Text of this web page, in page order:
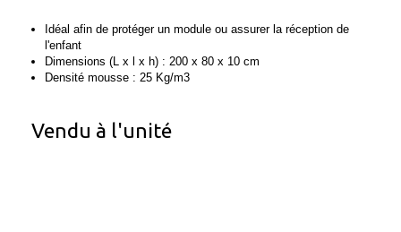
Idéal afin de protéger un module ou assurer la réception de
l'enfant
Dimensions (L x l x h) : 200 x 80 x 10 cm
Densité mousse : 25 Kg/m3
Vendu à l'unité